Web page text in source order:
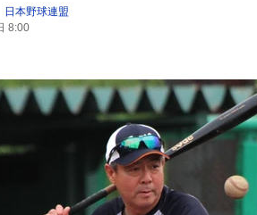
本野球連盟
8:00